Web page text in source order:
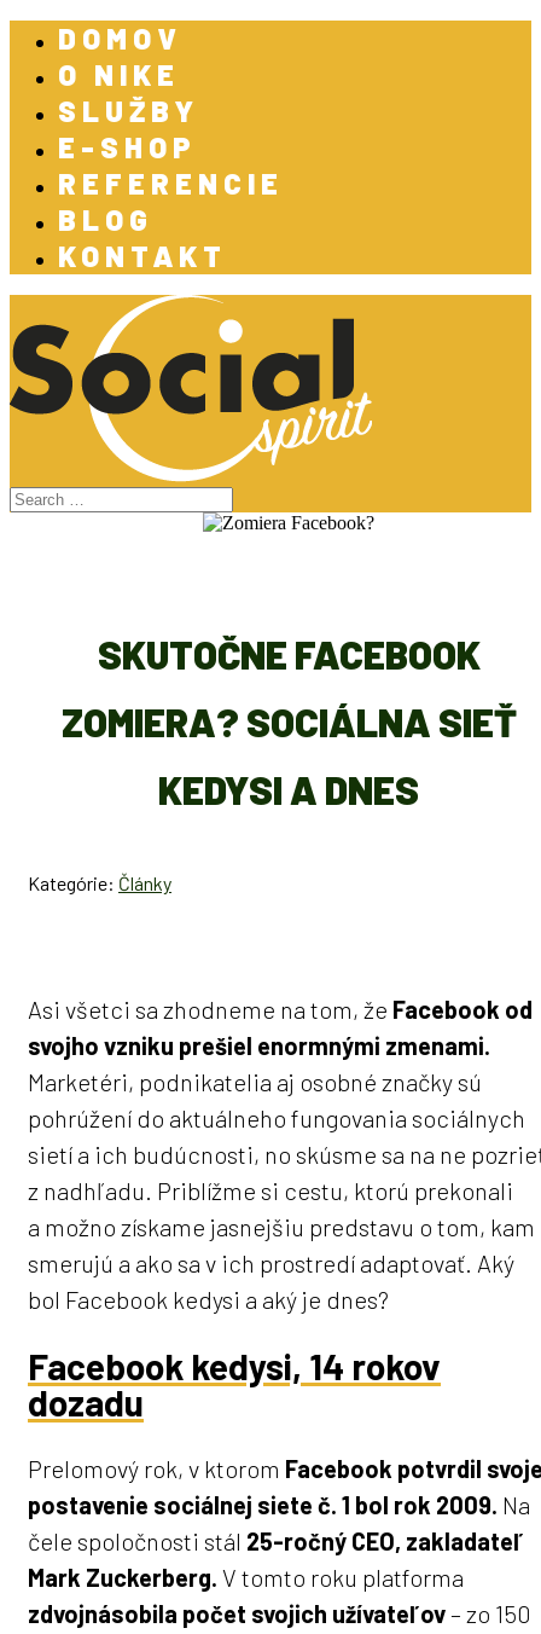
DOMOV
O NIKE
SLUŽBY
E-SHOP
REFERENCIE
BLOG
KONTAKT
SKUTOČNE FACEBOOK
ZOMIERA? SOCIÁLNA SIEŤ
KEDYSI A DNES
Kategórie: Články
Asi všetci sa zhodneme na tom, že Facebook od
svojho vzniku prešiel enormnými zmenami.
Marketéri, podnikatelia aj osobné značky sú
pohrúžení do aktuálneho fungovania sociálnych
sietí a ich budúcnosti, no skúsme sa na ne
z nadhľadu. Priblížme si cestu, ktorú prekonali
a možno získame jasnejšiu predstavu o tom, kam
smerujú a ako sa v ich prostredí adaptovať. Aký
bol Facebook kedysi a aký je dnes?
Facebook kedysi, 14 rokov
dozadu
Prelomový rok, v ktorom Facebook potvrdil
postavenie sociálnej siete č. 1 bol rok 2009. Na
čele spoločnosti stál 25-ročný CEO, zakladateľ
Mark Zuckerberg. V tomto roku platforma
zdvojnásobila počet svojich užívateľov– zo 150